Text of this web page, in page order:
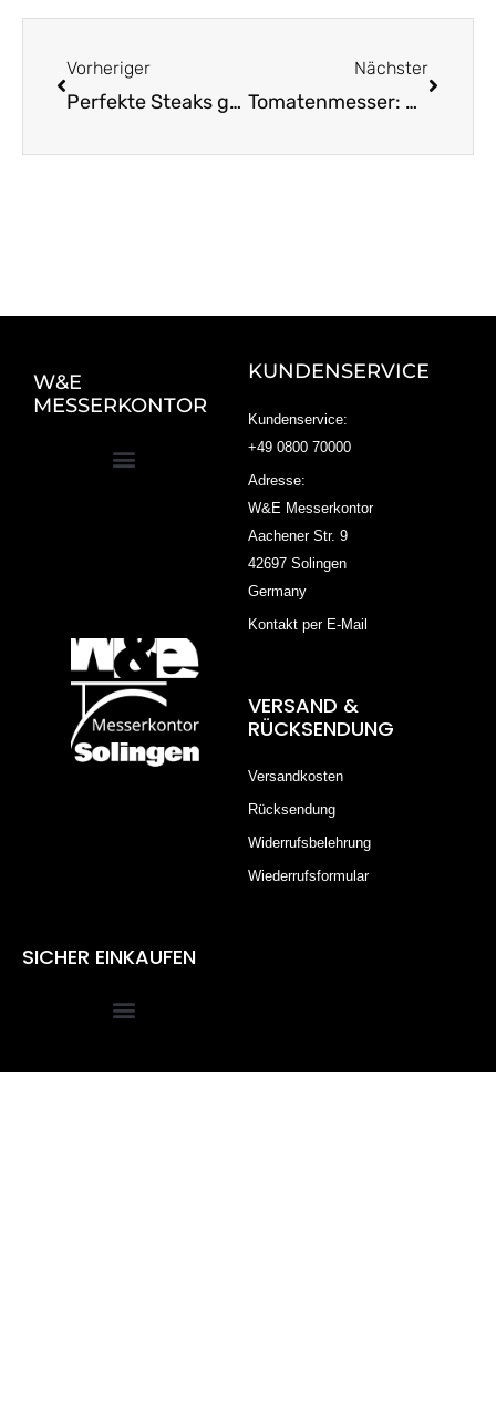
Vorheriger
Perfekte Steaks genießen: Solinger Messer im Fokus
Nächster
Tomatenmesser: Perfekte Klinge für zartes Schneiden
W&E
MESSERKONTOR
KUNDENSERVICE
Kundenservice:
+49 0800 70000
Adresse:
W&E Messerkontor
Aachener Str. 9
42697 Solingen
Germany
Kontakt per E-Mail
VERSAND &
RÜCKSENDUNG
Versandkosten
Rücksendung
Widerrufsbelehrung
Wiederrufsformular
SICHER EINKAUFEN